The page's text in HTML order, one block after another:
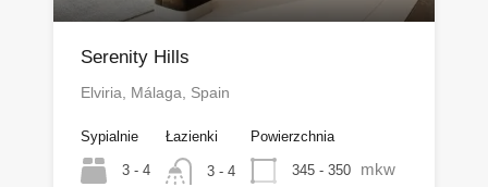
Serenity Hills
Elviria, Málaga, Spain
Sypialnie
3 - 4
Łazienki
3 - 4
Powierzchnia
345 - 350 mkw